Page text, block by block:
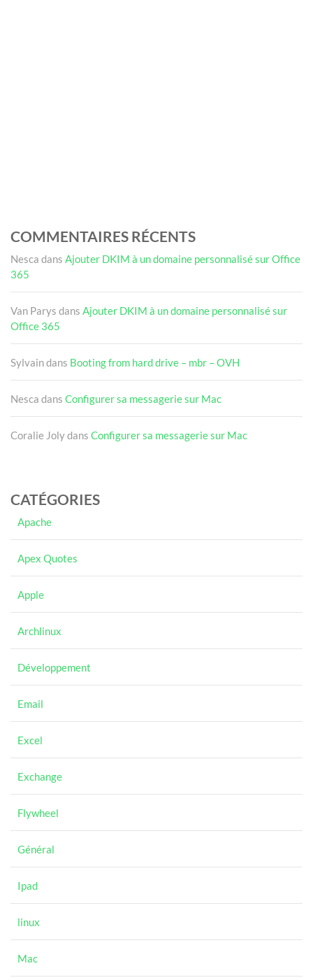
COMMENTAIRES RÉCENTS
Nesca dans Ajouter DKIM à un domaine personnalisé sur Office
365
Van Parys dans Ajouter DKIM à un domaine personnalisé sur
Office 365
Sylvaindans Booting from hard drive – mbr – OVH
Nesca dans Configurer sa messagerie sur Mac
Coralie Jolydans Configurer sa messagerie sur Mac
CATÉGORIES
Apache
Apex Quotes
Apple
Archlinux
Développement
Email
Excel
Exchange
Flywheel
Général
Ipad
linux
Mac